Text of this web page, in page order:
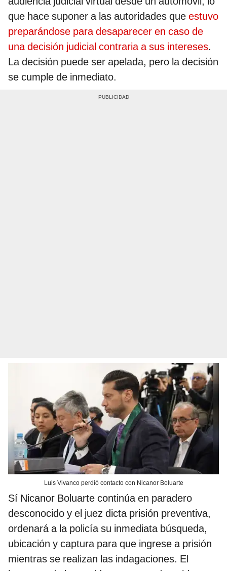
que hace suponer a las autoridades que estuvo
preparándose para desaparecer en caso de
una decisión judicial contraria a sus intereses.
La decisión puede ser apelada, pero la decisión
se cumple de inmediato.
Luis Vivanco perdió contacto con Nicanor Boluarte
Sí Nicanor Boluarte continúa en paradero
desconocido y el juez dicta prisión preventiva,
ordenará a la policía su inmediata búsqueda,
ubicación y captura para que ingrese a prisión
mientras se realizan las indagaciones. El